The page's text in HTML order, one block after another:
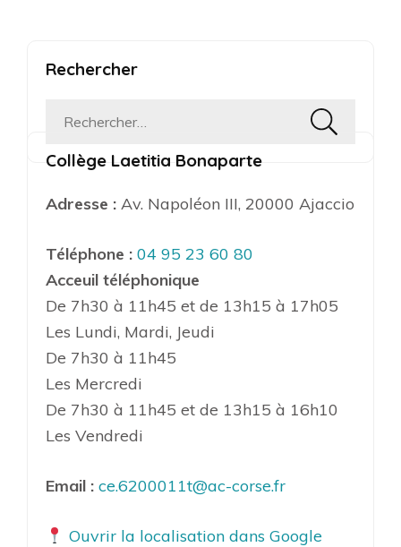
Rechercher
Rechercher :
Collège Laetitia Bonaparte
Adresse : Av. Napoléon III, 20000 Ajaccio
Téléphone : 04 95 23 60 80
Acceuil téléphonique
De 7h30 à 11h45 et de 13h15 à 17h05
Les Lundi, Mardi, Jeudi
De 7h30 à 11h45
Les Mercredi
De 7h30 à 11h45 et de 13h15 à 16h10
Les Vendredi
Email : ce.6200011t@ac-corse.fr
Ouvrir la localisation dans Google